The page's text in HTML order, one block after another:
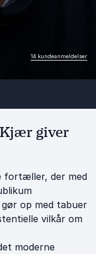
14 kundeanmeldelser
giver
fortæller, der med
op med tabuer
vilkår om
moderne